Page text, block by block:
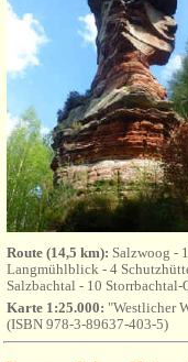
Route (14,5 km): Salzwoog -
Langmühlblick - 4
Salzbachtal - 10
Karte 1:25.000: "Westlicher
(ISBN 978-3-89637-403-5)